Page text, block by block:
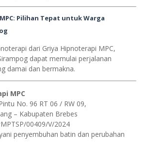
Pilihan Tepat untuk Warga
dari Griya Hipnoterapi MPC,
dapat memulai perjalanan
damai dan bermakna.
MPC
No. 96 RT 06 / RW 09,
– Kabupaten Brebes
00409/V/2024
penyembuhan batin dan perubahan